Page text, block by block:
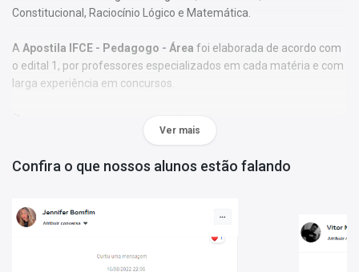
Constitucional, Raciocínio Lógico e Matemática.
A Apostila IFCE - Pedagogo - Área foi elaborada de acordo com
o edital 1, por professores especializados em cada matéria e com
larga experiência em concursos.
O conteúdo foi organizado, visando uma fácil assimilação do
conteúdo e, assim, uma melhor otimização no tempo de
- Material;
- Possui exercícios de fixação gabaritados ao final de cada
- Conteúdo completo, de acordo com o Edital 1;
Ver mais
Confira o que nossos alunos estão falando